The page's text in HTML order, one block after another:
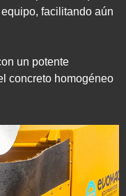
facilitando aún
un potente
concreto homogéneo